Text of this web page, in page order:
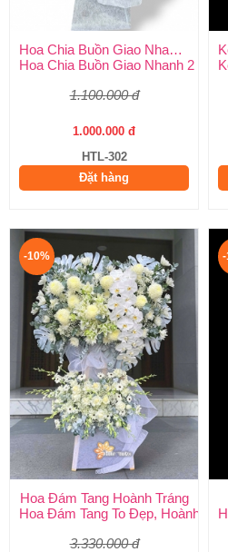
Hoa Chia Buồn Giao Nhanh 2 Giờ
Hoa Chia Buồn Giao Nhanh 2
1.100.000 đ
1.000.000 đ
HTL-302
Đặt hàng
-10%
Hoa Đám Tang Hoành Tráng
Hoa Đám Tang To Đẹp, Hoành
3.330.000 đ